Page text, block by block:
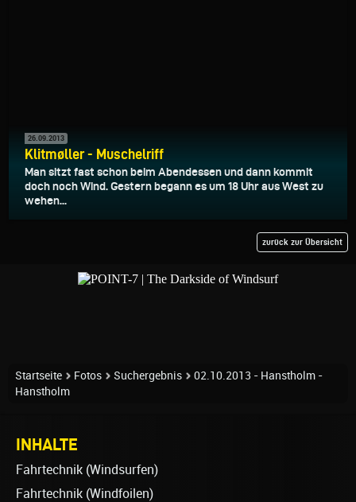
26.09.2013
Klitmøller - Muschelriff
Man sitzt fast schon beim Abendessen und dann kommit
doch noch Wind. Gestern begann es um 18 Uhr aus West zu
wehen...
zurück zur Übersicht
Startseite Fotos Suchergebnis
02.10.2013 - Hanstholm -
Hanstholm
INHALTE
Fahrtechnik (Windsurfen)
Fahrtechnik (Windfoilen)